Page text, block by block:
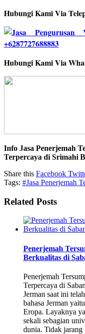
Hubungi Kami Via
Hubungi Kami Via
Info Jasa Penerjemah
Terpercaya di Srimahi
Share this Facebook
Tags: #Jasa Penerjemah
Related Posts
Penerjemah
Berkualitas di
Penerjemah
Terpercaya di
Jerman saat ini
bahasa Jerman
Eropa. Layaknya
sekali sebagian
dunia. Tidak